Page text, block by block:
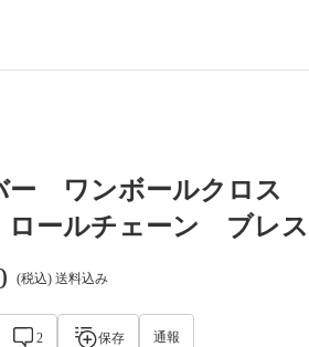
ー ワンボールクロス
ールチェーン ブレス
(税込) 送料込み
2 保存 通報